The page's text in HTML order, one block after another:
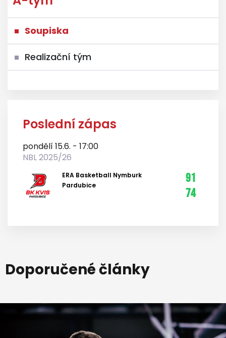
Soupiska
Realizační tým
Poslední zápas
pondělí 15.6. - 17:00
NBL 2025/26
ERA Basketball Nymburk
Pardubice
91
74
Doporučené články